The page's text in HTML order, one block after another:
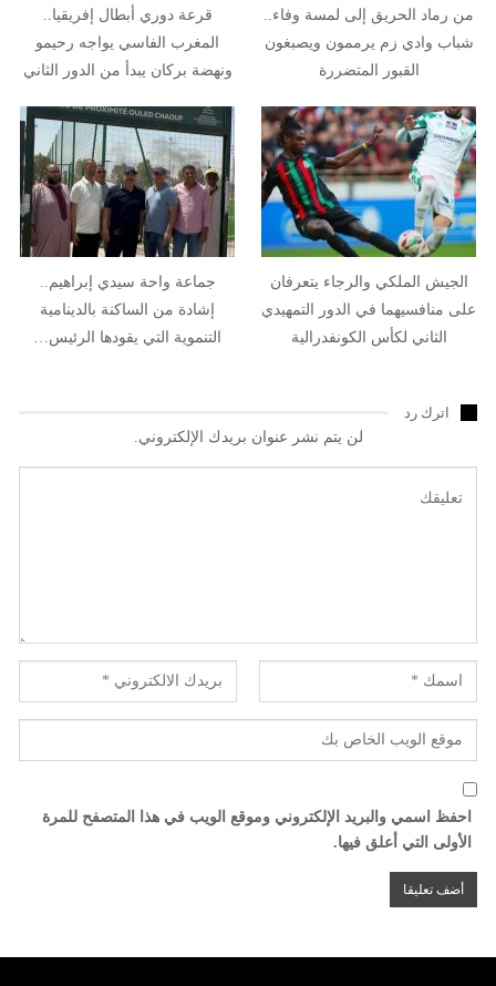
من رماد الحريق إلى لمسة وفاء..
شباب وادي زم يرممون ويصبغون
القبور المتضررة
قرعة دوري أبطال إفريقيا..
المغرب الفاسي يواجه رحيمو
ونهضة بركان يبدأ من الدور الثاني
الجيش الملكي والرجاء يتعرفان
على منافسيهما في الدور التمهيدي
الثاني لكأس الكونفدرالية
جماعة واحة سيدي إبراهيم..
إشادة من الساكنة بالدينامية
التنموية التي يقودها الرئيس…
اترك رد
لن يتم نشر عنوان بريدك الإلكتروني.
احفظ اسمي والبريد الإلكتروني وموقع الويب في هذا المتصفح للمرة
الأولى التي أعلق فيها.